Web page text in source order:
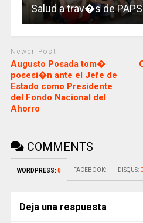
Salud a trav�s de
Newer Post
Augusto Posada tom�
posesi�n ante el Jefe de
Estado como Presidente
del Fondo Nacional del
Ahorro
COMMENTS
WORDPRESS: 0 FACEBOOK: DISQUS: 0
Deja una respuesta